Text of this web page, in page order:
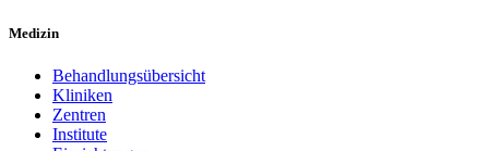
Medizin
Behandlungsübersicht
Kliniken
Zentren
Institute